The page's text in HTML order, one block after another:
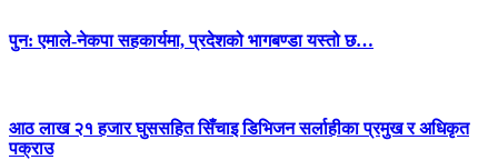
पुन: एमाले-नेकपा सहकार्यमा, प्रदेशको भागबण्डा यस्तो छ…
आठ लाख २१ हजार घुससहित सिँचाइ डिभिजन सर्लाहीका प्रमुख र अधिकृत
पक्राउ